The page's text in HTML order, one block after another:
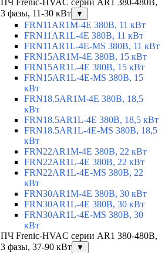
ПЧ Frenic-HVAC серии AR1 380-480В,
3 фазы, 11-30 кВт
▼
FRN11AR1M-4E 380В, 11 кВт
FRN11AR1L-4E 380В, 11 кВт
FRN11AR1L-4E-MS 380В, 11 кВт
FRN15AR1M-4E 380В, 15 кВт
FRN15AR1L-4E 380В, 15 кВт
FRN15AR1L-4E-MS 380В, 15
кВт
FRN18.5AR1M-4E 380В, 18,5
кВт
FRN18.5AR1L-4E 380В, 18,5 кВт
FRN18.5AR1L-4E-MS 380В, 18,5
кВт
FRN22AR1M-4E 380В, 22 кВт
FRN22AR1L-4E 380В, 22 кВт
FRN22AR1L-4E-MS 380В, 22
кВт
FRN30AR1M-4E 380В, 30 кВт
FRN30AR1L-4E 380В, 30 кВт
FRN30AR1L-4E-MS 380В, 30
кВт
ПЧ Frenic-HVAC серии AR1 380-480В,
3 фазы, 37-90 кВт
▼